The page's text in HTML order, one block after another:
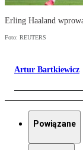
Erling Haaland
Foto: REUTERS
Artur Bartkiewicz
Powiązane